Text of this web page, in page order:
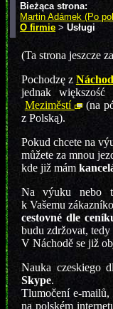
Bieżąca strona:
Martin Adámek (Po
O firmie >Usługi
(Ta strona jeszcze
Pochodzę z Náchod
jednak
Meziměstí
(na
z Polską).
Pokud chcete na
můžete za mnou
kde již mám
Na výuku nebo
k Vašemu
cestovné dle
budu zdržovat, tedy
V Náchodě se již
Nauka czeskiego
Skype.
Tlumočení e-mailů,
na polském